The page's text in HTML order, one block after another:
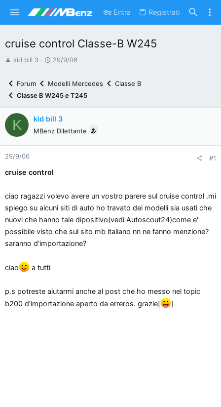
Entra Registrati
cruise control Classe-B W245
A
e
d
i
s
c
i
o
n
e
kid bill 3
D
t
a
n
i
i
29/9/06
Forum Modelli Mercedes
Classe B
Classe B W245 e T245
K kid bill 3
MBenz Dilettante
29/9/06 #1
cruise control
ciao ragazzi volevo avere un vostro parere sul cruise control .mi
spiego su alcuni siti di auto ho travato dei modelli sia usati che
nuovi che hanno tale dipositivo(vedi Autoscout24)come e'
possibile visto che sul sito mb italiano nn ne fanno menzione?
saranno d'importazione?
ciao a tutti
p.s potreste aiutarmi anche al post che ho messo nel topic
b200 d'importazione aperto da erreros. grazie[
]